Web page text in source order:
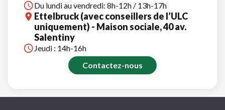
Du lundi au vendredi: 8h-12h / 13h-17h
Ettelbruck (avec conseillers de l’ULC
uniquement) - Maison sociale, 40 av.
Salentiny
Jeudi : 14h-16h
Contactez-nous